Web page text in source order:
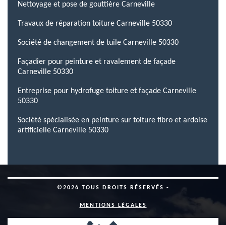
Nettoyage et pose de gouttière Carneville
Travaux de réparation toiture Carneville 50330
Société de changement de tuile Carneville 50330
Façadier pour peinture et ravalement de façade
Carneville 50330
Entreprise pour hydrofuge toiture et façade Carneville
50330
Société spécialisée en peinture sur toiture fibro et ardoise
artificielle Carneville 50330
©2026 TOUS DROITS RÉSERVÉS -
MENTIONS LÉGALES